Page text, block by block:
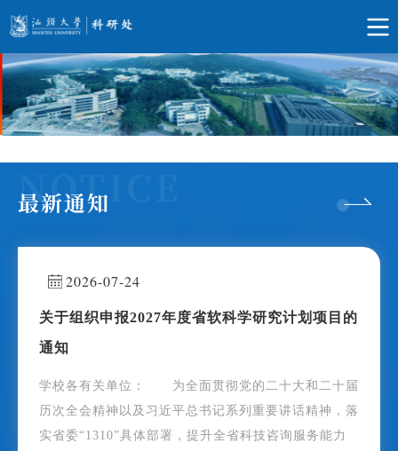
最新通知
2026-07-24
关于组织申报2027年度省软科学研究计划项目的
通知
学校各有关单位： 为全面贯彻党的二十大和二十届
历次全会精神以及习近平总书记系列重要讲话精神，落
实省委“1310”具体部署，提升全省科技咨询服务能力